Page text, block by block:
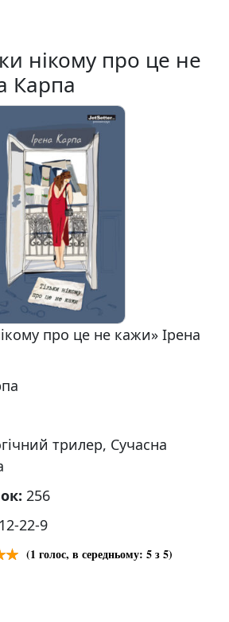
нікому про це не
Карпа
про це не кажи» Ірена
трилер, Сучасна
256
22-9
(1 голос, в середньому: 5з 5)